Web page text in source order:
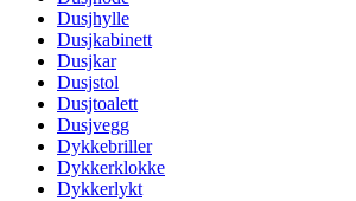
Dusjhylle
Dusjkabinett
Dusjkar
Dusjstol
Dusjtoalett
Dusjvegg
Dykkebriller
Dykkerklokke
Dykkerlykt